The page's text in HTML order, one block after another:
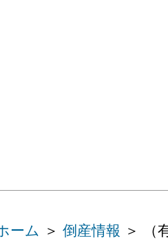
ーム ＞ 倒産情報 ＞ （